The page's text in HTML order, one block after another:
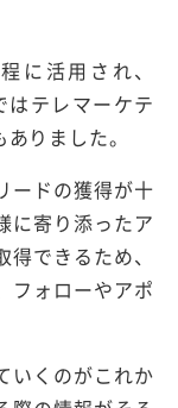
に活用され、
テレマーケテ
りました。
ードの獲得が十
に寄り添ったア
できるため、
フォローやアポ
いくのがこれか